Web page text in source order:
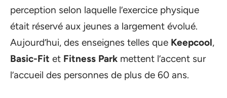
perception selon laquelle l’exercice physique
était réservé aux jeunes a largement évolué.
Aujourd’hui, des enseignes telles que Keepcool,
Basic-Fit et Fitness Park mettent l’accent sur
l’accueil des personnes de plus de 60 ans.